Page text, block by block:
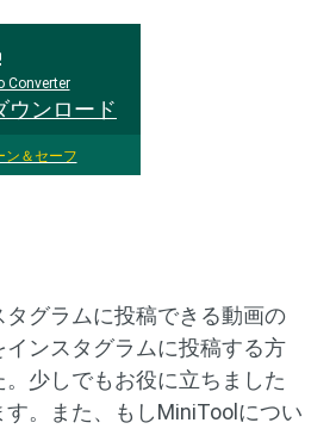
Converter
ウンロード
ン＆セーフ
タグラムに投稿できる動画の
ンスタグラムに投稿する方
少しでもお役に立ちました
す。また、もしMiniToolについ